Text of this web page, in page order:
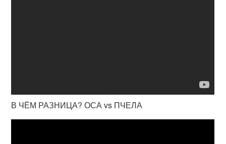
В ЧЁМ РАЗНИЦА? ОСА vs ПЧЕЛА